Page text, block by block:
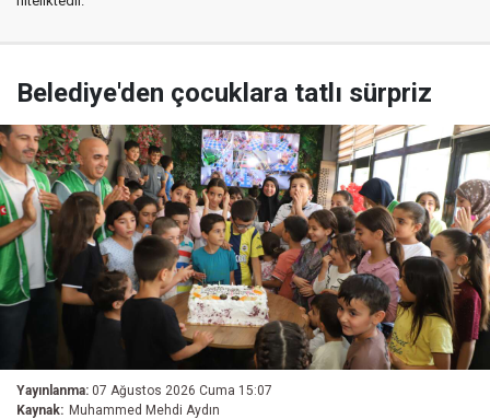
Belediye'den çocuklara tatlı sürpriz
Yayınlanma: 07 Ağustos 2026 Cuma 15:07
Kaynak: Muhammed Mehdi Aydın